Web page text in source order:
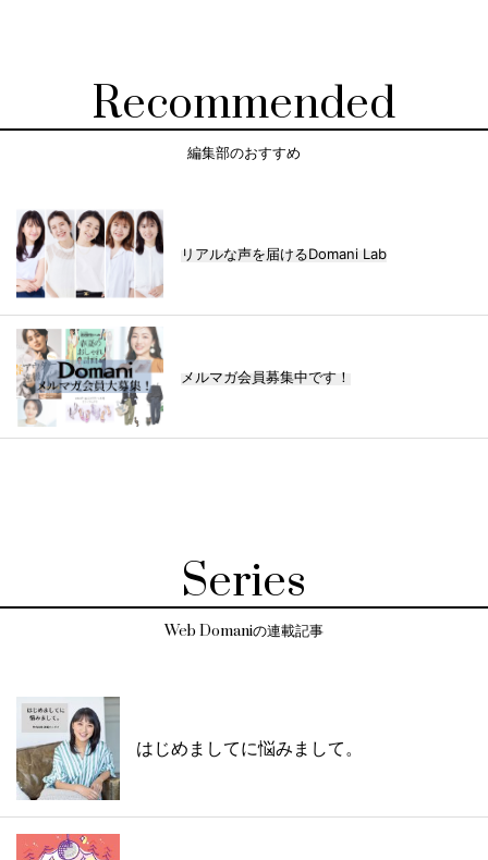
Recommended
編集部のおすすめ
リアルな声を届けるDomani Lab
メルマガ会員募集中です！
Series
Web Domaniの連載記事
はじめましてに悩みまして。